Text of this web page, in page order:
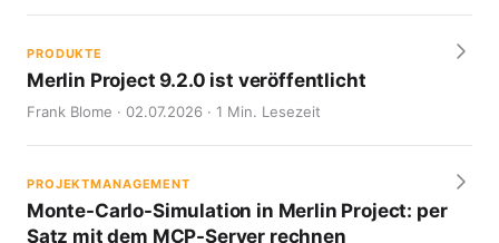
PRODUKTE
Merlin Project 9.2.0 ist veröffentlicht
Frank Blome · 02.07.2026 · 1 Min. Lesezeit
PROJEKTMANAGEMENT
Monte-Carlo-Simulation in Merlin Project: per
Satz mit dem MCP-Server rechnen